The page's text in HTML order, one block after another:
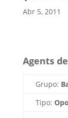
Abr 5, 2011
Agents
Grupo:
Tipo: